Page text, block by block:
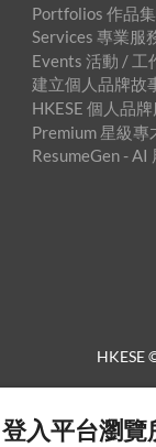
Portfolios 作品集
Services 專業服
Events 活動 / 工
建立個人品牌故
HKESE 個人品
Premium 星級
ResumeGen -
HKESE
登入平台瀏覽